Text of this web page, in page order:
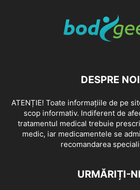
DESPRE NOI
ATENȚIE! Toate informațiile de pe
scop informativ. Indiferent de
tratamentul medical trebuie
medic, iar medicamentele se
recomandarea
URMĂRIȚI-